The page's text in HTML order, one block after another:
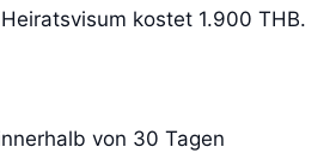
kostet 1.900 THB.
von 30 Tagen